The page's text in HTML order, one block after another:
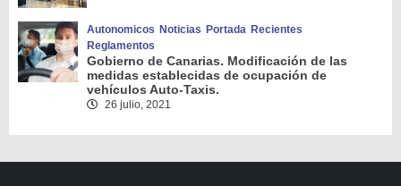
Autonomicos Noticias Portada Recientes
Reglamentos
Gobierno de Canarias. Modificación de las
medidas establecidas de ocupación de
vehículos Auto-Taxis.
26 julio, 2021